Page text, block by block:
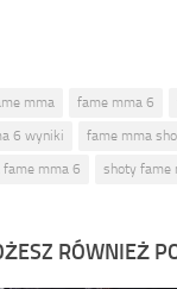
mma fame mma 6
6 wyniki
fame mma
fame mma 6
shoty fame
RÓWNIEŻ